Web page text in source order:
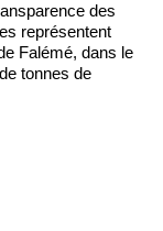
des
représentent
Falémé, dans le
tonnes de